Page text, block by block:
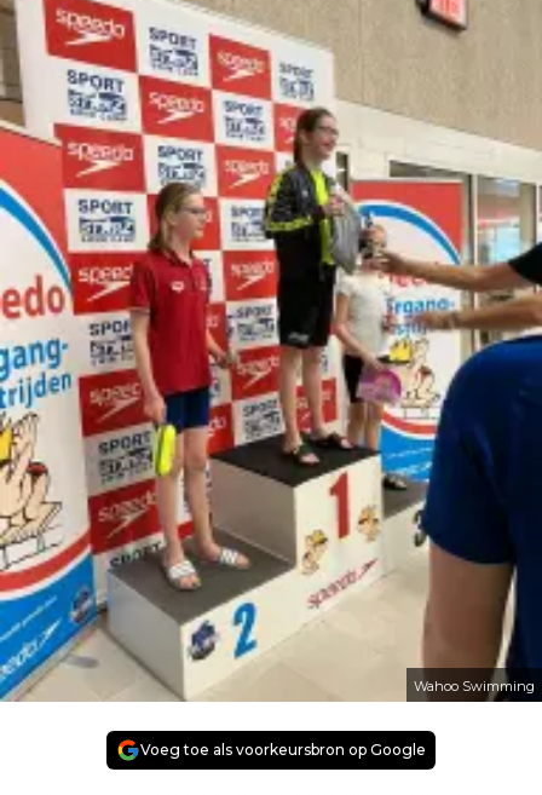
Wahoo Swimming
Voeg toe als voorkeursbron op Google